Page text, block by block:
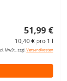
51,99 €
10,40 € pro 1 l
MwSt., zzgl.Versandkosten